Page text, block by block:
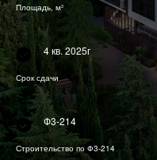
Площадь, м²
4 кв. 2025г
Срок сдачи
Ф3-214
Строительство по Ф3-214